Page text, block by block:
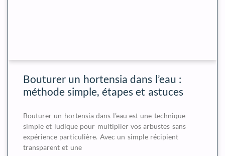
Bouturer un hortensia dans l’eau :
méthode simple, étapes et astuces
Bouturer un hortensia dans l’eau est une technique
simple et ludique pour multiplier vos arbustes sans
expérience particulière. Avec un simple récipient
transparent et une